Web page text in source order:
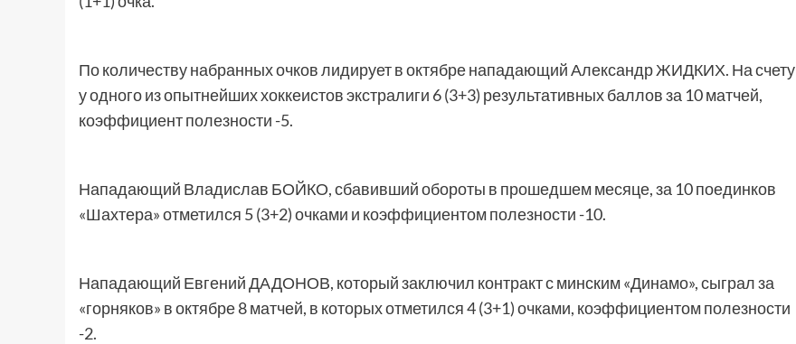
По количеству набранных очков лидирует в октябре нападающий Александр ЖИДКИХ. На счету
у одного из опытнейших хоккеистов экстралиги 6 (3+3) результативных баллов за 10 матчей,
коэффициент полезности -5.
Нападающий Владислав БОЙКО, сбавивший обороты в прошедшем месяце, за 10 поединков
«Шахтера» отметился 5 (3+2) очками и коэффициентом полезности -10.
Нападающий Евгений ДАДОНОВ, который заключил контракт с минским «Динамо», сыграл за
«горняков» в октябре 8 матчей, в которых отметился 4 (3+1) очками, коэффициентом полезности
-2.